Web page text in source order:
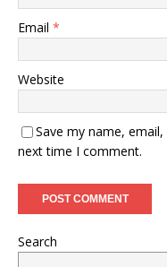
Email *
Website
Save my name,
next time I comment.
Search